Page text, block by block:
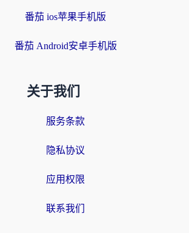
番茄 ios苹果手机版
番茄 Android安卓手机版
关于我们
服务条款
隐私协议
应用权限
联系我们